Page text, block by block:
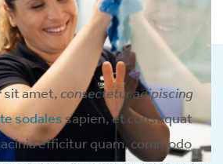
sit amet,consectetur adipiscing
sodalessapien, et consequat
efficitur quam, commodo